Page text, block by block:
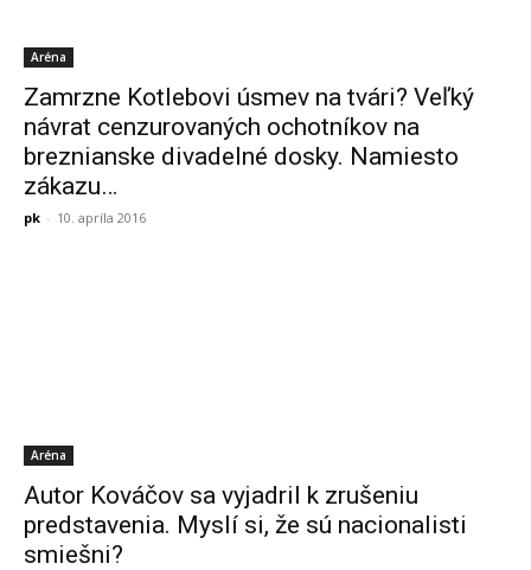
Aréna
Zamrzne Kotlebovi úsmev na tvári? Veľký
návrat cenzurovaných ochotníkov na
breznianske divadelné dosky. Namiesto
zákazu…
pk - 10. apríla 2016
Aréna
Autor Kováčov sa vyjadril k zrušeniu
predstavenia. Myslí si, že sú nacionalisti
smiešni?